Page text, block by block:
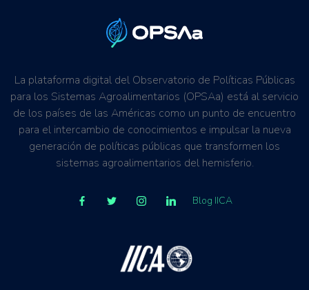
La plataforma digital del Observatorio de Políticas Públicas
para los Sistemas Agroalimentarios (OPSAa) está al servicio
de los países de las Américas como un punto de encuentro
para el intercambio de conocimientos e impulsar la nueva
generación de políticas públicas que transformen los
sistemas agroalimentarios del hemisferio.
Blog IICA